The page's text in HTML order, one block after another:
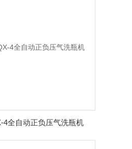
4全自动正负压气洗瓶机